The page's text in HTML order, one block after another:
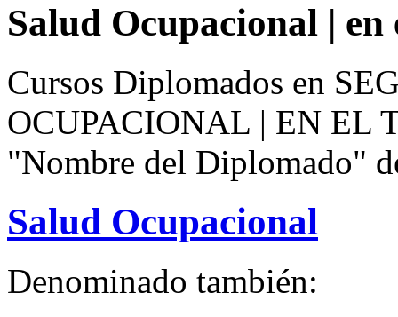
Salud Ocupacional |
Cursos Diplomados en
OCUPACIONAL | EN EL
"Nombre del Diplomado"
Salud Ocupacional
Denominado también: